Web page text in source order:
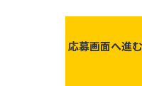
応募画面へ進